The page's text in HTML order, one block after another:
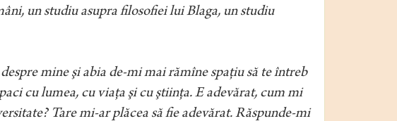
un studiu asupra filosofiei lui Blaga, un studiu
mine şi abia de-mi mai rămîne spaţiu să te întreb
cu lumea, cu viaţa şi cu ştiinţa. E adevărat, cum mi
Tare mi-ar plăcea să fie adevărat. Răspunde-mi